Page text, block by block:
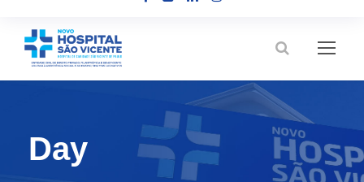
Day